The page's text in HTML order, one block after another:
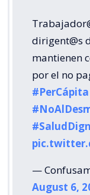
dirigent@s
mantienen
por el no
#PerCápita
—
August 6,